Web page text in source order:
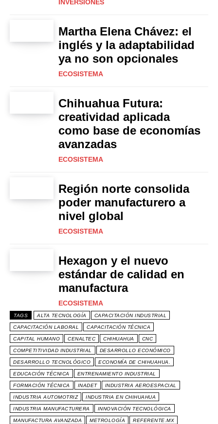
INVERSIONES
Martha Elena Chávez: el
inglés y la adaptabilidad
ya no son opcionales
ECOSISTEMA
Chihuahua Futura:
creatividad aplicada
como base de economías
avanzadas
ECOSISTEMA
Región norte consolida
poder manufacturero a
nivel global
ECOSISTEMA
Hexagon y el nuevo
estándar de calidad en
manufactura
ECOSISTEMA
TAGS ALTA TECNOLOGÍA CAPACITACIÓN INDUSTRIAL
CAPACITACIÓN LABORAL CAPACITACIÓN TÉCNICA
CAPITAL HUMANO CENALTEC CHIHUAHUA CNC
COMPETITIVIDAD INDUSTRIAL DESARROLLO ECONÓMICO
DESARROLLO TECNOLÓGICO ECONOMÍA DE CHIHUAHUA.
EDUCACIÓN TÉCNICA ENTRENAMIENTO INDUSTRIAL
FORMACIÓN TÉCNICA INADET INDUSTRIA AEROESPACIAL
INDUSTRIA AUTOMOTRIZ INDUSTRIA EN CHIHUAHUA
INDUSTRIA MANUFACTURERA INNOVACIÓN TECNOLÓGICA
MANUFACTURA AVANZADA METROLOGÍA REFERENTE.MX